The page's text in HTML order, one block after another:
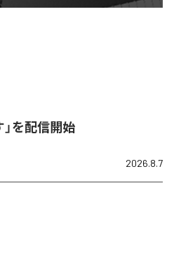
を配信開始
2026.8.7